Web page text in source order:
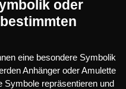
oder
eine besondere Symbolik
Anhänger oder Amulette
Symbole repräsentieren und